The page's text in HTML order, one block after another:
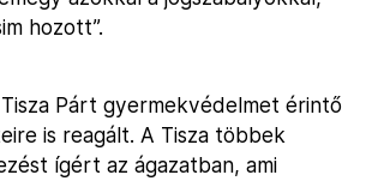
hozott”.
Párt gyermekvédelmet érintő
is reagált. A Tisza többek
ígért az ágazatban, ami